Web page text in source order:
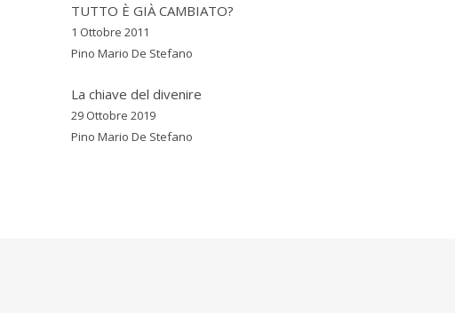
TUTTO È GIÀ CAMBIATO?
1 Ottobre 2011
Pino Mario De Stefano
La chiave del divenire
29 Ottobre 2019
Pino Mario De Stefano